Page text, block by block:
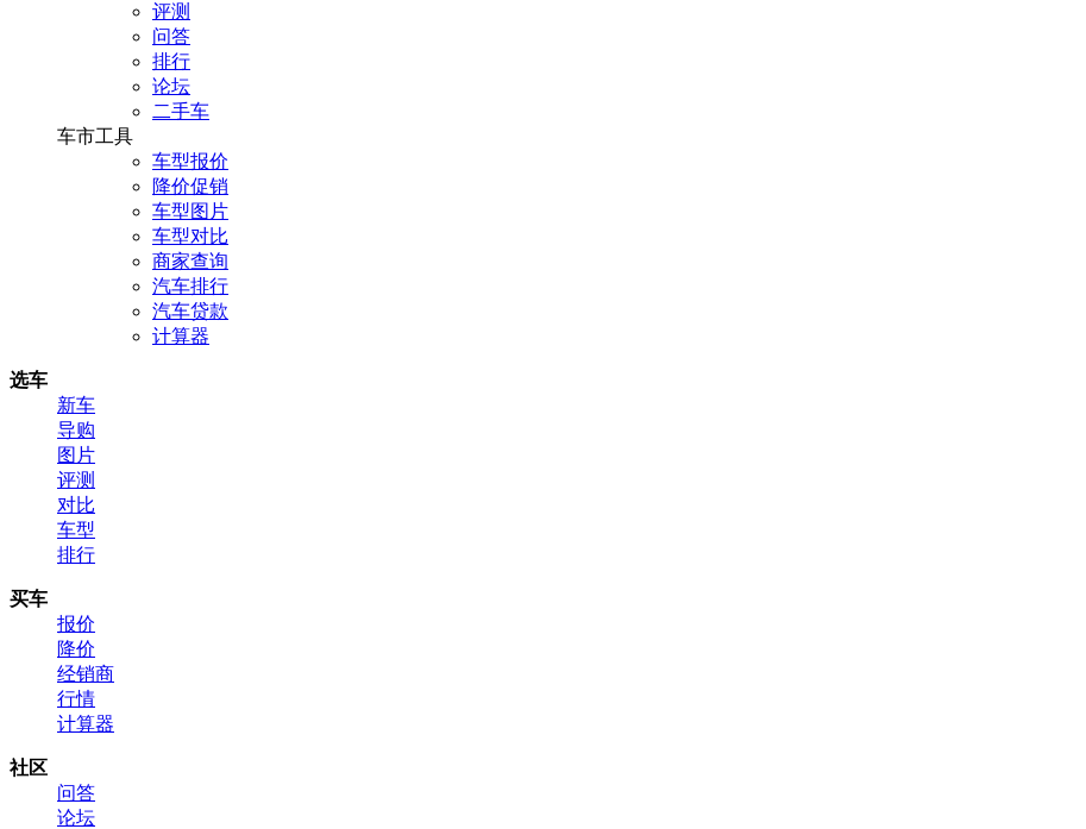
评测
问答
排行
论坛
二手车
车市工具
车型报价
降价促销
车型图片
车型对比
商家查询
汽车排行
汽车贷款
计算器
选车
新车
导购
图片
评测
对比
车型
排行
买车
报价
降价
经销商
行情
计算器
社区
问答
论坛